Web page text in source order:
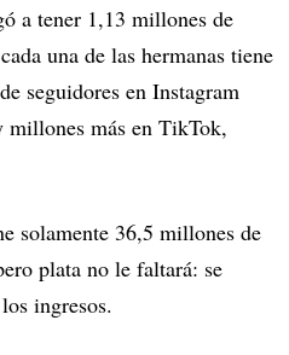
a tener 1,13 millones de
una de las hermanas tiene
seguidores en Instagram
más en TikTok,
solamente 36,5 millones de
plata no le faltará: se
ingresos.